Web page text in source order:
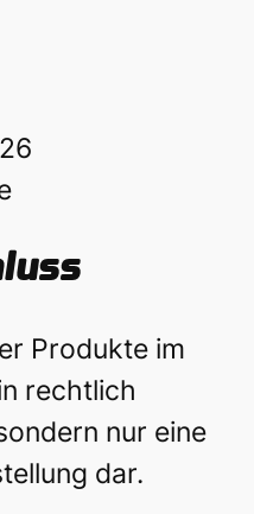
Produkte im
rechtlich
nur eine
dar.